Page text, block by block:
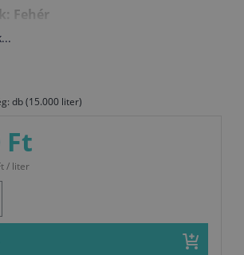
Fehér
db (15.000 liter)
Ft
/ liter